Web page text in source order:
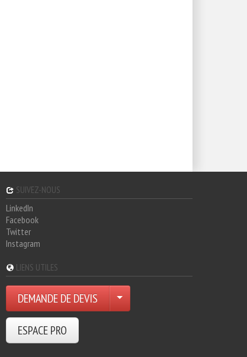
SUIVEZ-NOUS
LinkedIn
Facebook
Twitter
Instagram
LIENS UTILES
DEMANDE DE DEVIS
ESPACE PRO